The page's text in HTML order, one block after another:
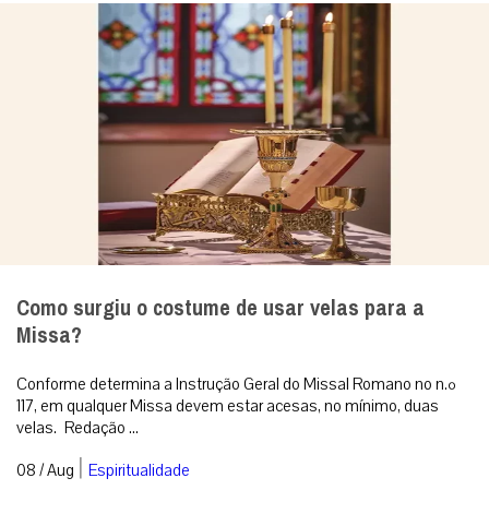
Como surgiu o costume de usar velas para a
Missa?
Conforme determina a Instrução Geral do Missal Romano no n.º
117, em qualquer Missa devem estar acesas, no mínimo, duas
velas. Redação ...
08 / Aug | Espiritualidade